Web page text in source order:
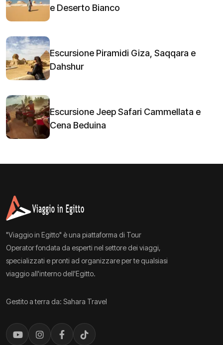
e Deserto Bianco
Escursione Piramidi Giza, Saqqara e
Dahshur
Escursione Jeep Safari Cammellata e
Cena Beduina
"Viaggio in Egitto" è una piattaforma di Tour
Operator fondata da esperti nel settore dei viaggi,
specializzati e pronti ad organizzare per te qualsiasi
viaggio all'interno dell'Egitto.
Gestito a terra da: Sahara Travel